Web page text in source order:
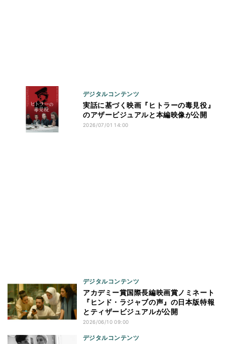
デジタルコンテンツ
実話に基づく映画『ヒトラーの毒見役』
のアザービジュアルと本編映像が公開
2026/07/01 14:00
デジタルコンテンツ
アカデミー賞国際長編映画賞ノミネート
『ヒンド・ラジャブの声』の日本版特報
とティザービジュアルが公開
2026/06/10 09:00
デジタルコンテンツ